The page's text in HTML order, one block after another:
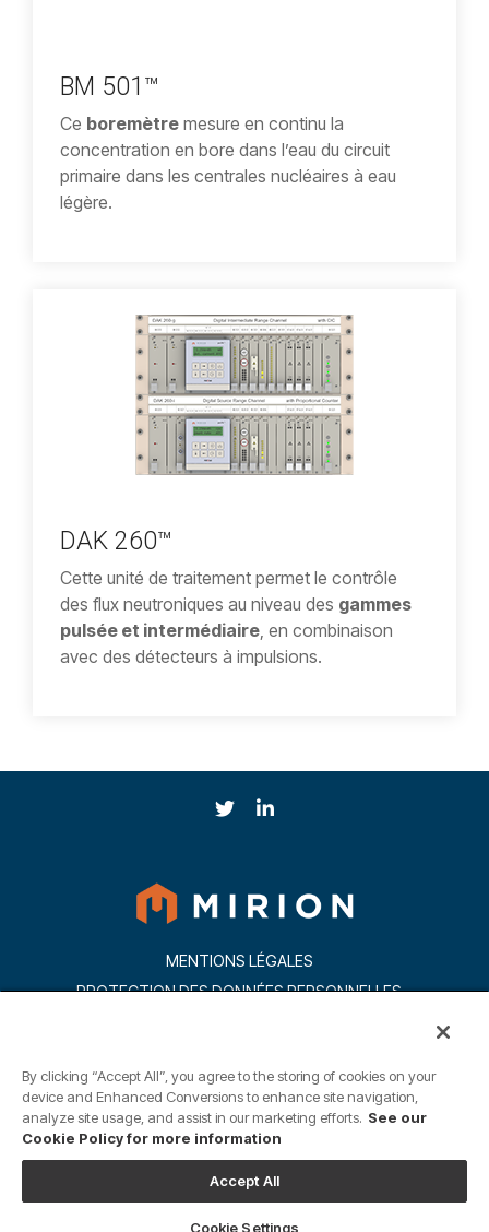
BM 501™
Ce boremètre mesure en continu la
concentration en bore dans l’eau du circuit
primaire dans les centrales nucléaires à eau
légère.
DAK 260™
Cette unité de traitement permet le contrôle
des flux neutroniques au niveau des gammes
pulsée et intermédiaire , en combinaison
avec des détecteurs à impulsions.
MENTIONS LÉGALES
PROTECTION DES DONNÉES PERSONNELLES
CCPA: NE PAS DIVULGUER MES INFORMATIONS PERSONNELLES
PARAMÈTRES DES COOKIES
© 2026 Mirion Technologies, Inc. Tous Droits Réservés
By clicking “Accept All”, you agree to the storing of cookies on your
device and Enhanced Conversions to enhance site navigation,
analyze site usage, and assist in our marketing efforts. See our
Cookie Policy for more information
Accept All
Cookie Settings